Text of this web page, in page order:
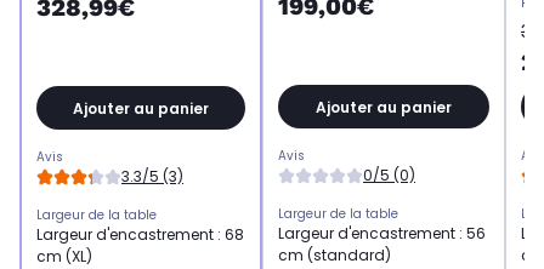
328,99€
Ajouter au panier
Avis
3.3/5 (3)
Largeur de la table
Largeur d'encastrement : 68
cm (XL)
199,00€
Ajouter au panier
Avis
0/5 (0)
Largeur de la table
Largeur d'encastrement : 56
cm (standard)